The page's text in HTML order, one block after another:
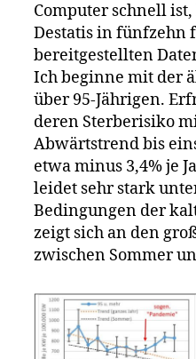
Computer schnell
Destatis in fünfzehn
bereitgestellten
Ich beginne mit der
über 95-Jährigen.
deren Sterberisiko
Abwärtstrend bis
etwa minus 3,4% je
leidet sehr stark
Bedingungen der
zeigt sich an den
zwischen Sommer